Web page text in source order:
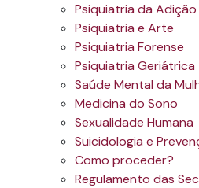
Psiquiatria da Adição
Psiquiatria e Arte
Psiquiatria Forense
Psiquiatria Geriátrica
Saúde Mental da
Medicina do Sono
Sexualidade Humana
Suicidologia e
Como proceder?
Regulamento das